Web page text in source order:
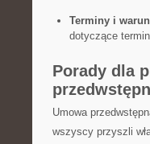
Terminy i
dotyczące
Porady‍ dla
Umowa⁢
wszyscy przyszli